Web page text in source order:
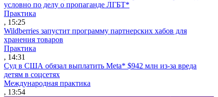
условно по делу о пропаганде ЛГБТ*
Практика
, 15:25
Wildberries запустит программу партнерских хабов для
хранения товаров
Практика
, 14:31
Суд в США обязал выплатить Meta* $942 млн из-за вреда
детям в соцсетях
Международная практика
, 13:54